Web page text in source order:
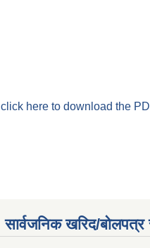
click here to download the
सार्वजनिक खरिद/